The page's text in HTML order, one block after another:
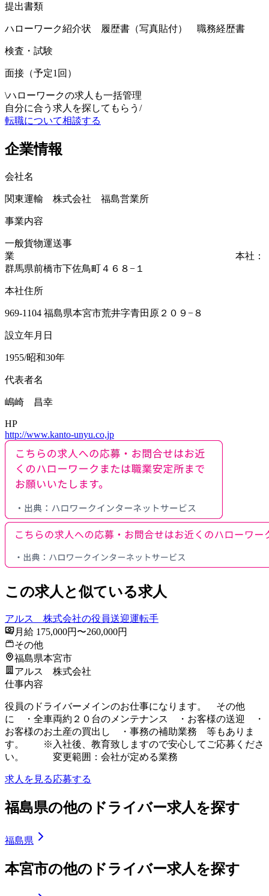
提出書類
ハローワーク紹介状 履歴書（写真貼付） 職務経歴書
検査・試験
面接（予定1回）
\ハローワークの求人も一括管理
自分に合う求人を探してもらう /
転職について相談する
企業情報
会社名
関東運輸 株式会社 福島営業所
事業内容
一般貨物運送事
業 本社：
群馬県前橋市下佐鳥町４６８−１
本社住所
969-1104 福島県本宮市荒井字青田原２０９−８
設立年月日
1955/昭和30年
代表者名
嶋崎 昌幸
HP
http://www.kanto-unyu.co,jp
この求人と似ている求人
アルス 株式会社の役員送迎運転手
月給 175,000円〜260,000円
その他
福島県本宮市
アルス 株式会社
仕事内容
役員のドライバーメインのお仕事になります。 その他
に ・全車両約２０台のメンテナンス ・お客様の送迎 ・
お客様のお土産の買出し ・事務の補助業務 等もありま
す。 ※入社後、教育致しますので安心してご応募くださ
い。 変更範囲：会社が定める業務
求人を見る応募する
福島県の他のドライバー求人を探す
福島県
本宮市の他のドライバー求人を探す